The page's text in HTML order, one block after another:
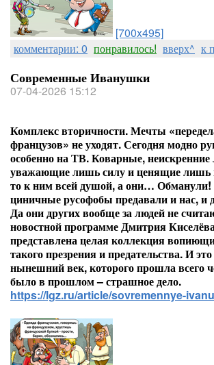
[700x495]
комментарии: 0 понравилось! вверх^ к
Современные Иванушки
07-04-2026 15:12
Комплекс вторичности. Мечты
французов» не уходят.Сегодня модно
особенно на ТВ. Коварные,
уважающие лишь силу и ценящие
то к ним всей душой, а они… Обманули!
циничные русофобы предавали и нас, и
Да они других вообще за людей не
новостной программе Дмитрия
представлена целая коллекция
такого презрения и предательства. И
нынешний век, которого прошла всего
было в прошлом – страшное дело.
https://lgz.ru/article/sovremennye-